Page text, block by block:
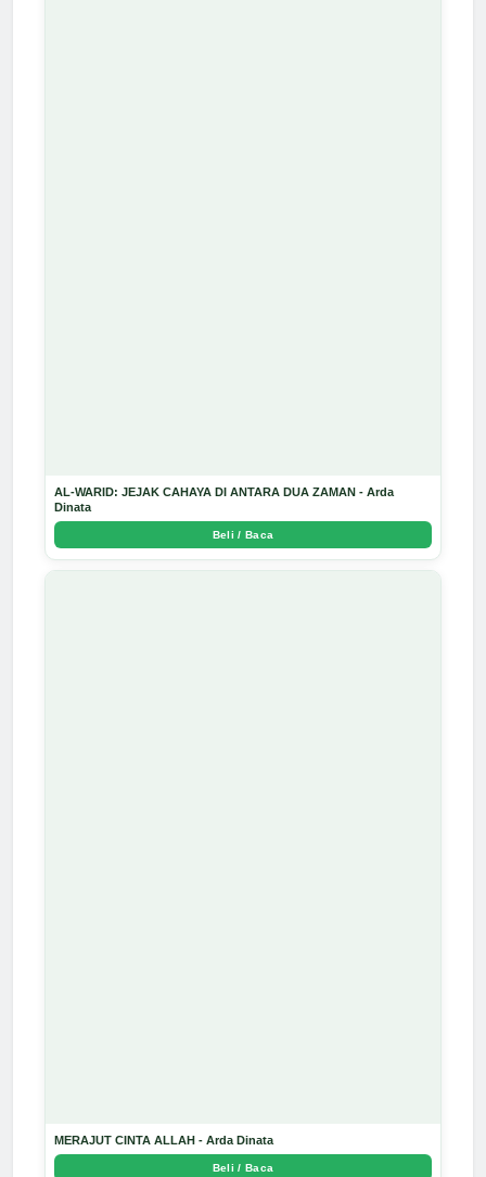
AL-WARID: JEJAK CAHAYA DI ANTARA DUA ZAMAN - Arda
Dinata
Beli / Baca
MERAJUT CINTA ALLAH - Arda Dinata
Beli / Baca